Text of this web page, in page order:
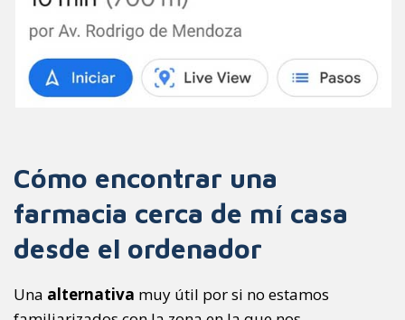
Cómo encontrar una
farmacia cerca de mí casa
desde el ordenador
Una alternativa muy útil por si no estamos